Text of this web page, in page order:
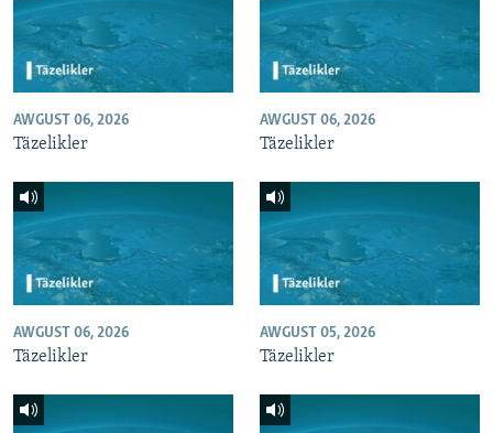
AWGUST 06, 2026
Täzelikler
AWGUST 06, 2026
Täzelikler
AWGUST 06, 2026
Täzelikler
AWGUST 05, 2026
Täzelikler